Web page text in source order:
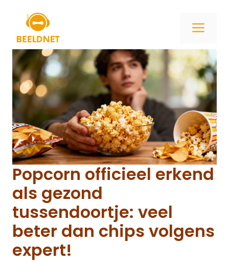
inhoud
Popcorn officieel erkend
als gezond
tussendoortje: veel
beter dan chips volgens
expert!